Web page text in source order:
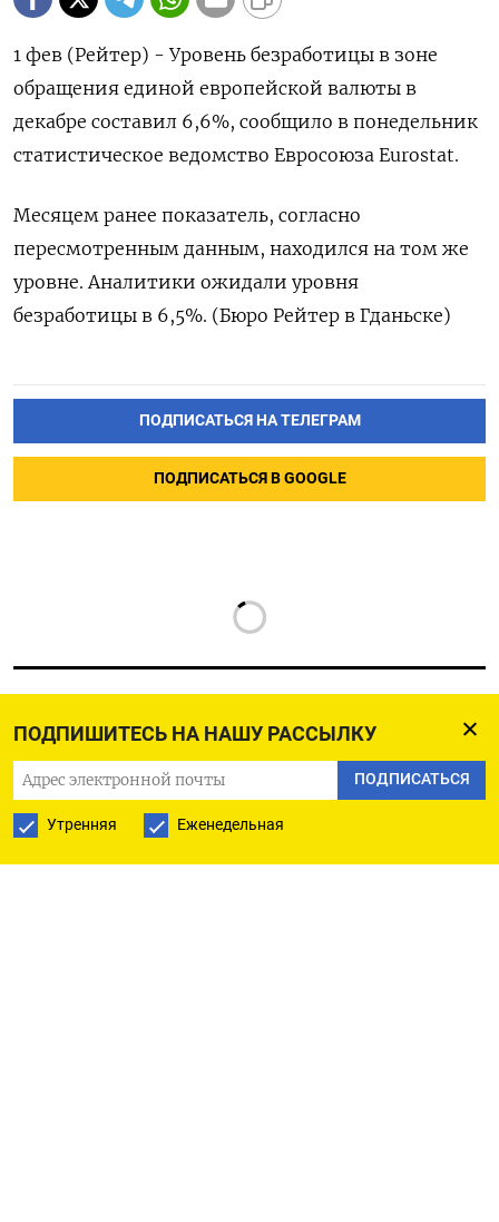
ПОДПИШИТЕСЬ НА НАШУ РАССЫЛКУ
ПОДПИСАТЬСЯ
Утренняя Еженедельная
1 фев (Рейтер) - Уровень безработицы в зоне
обращения единой европейской валюты в
декабре составил 6,6%, сообщило в понедельник
статистическое ведомство Евросоюза Eurostat.
Месяцем ранее показатель, согласно
пересмотренным данным, находился на том же
уровне. Аналитики ожидали уровня
безработицы в 6,5%. (Бюро Рейтер в Гданьске)
ПОДПИСАТЬСЯ НА ТЕЛЕГРАМ
ПОДПИСАТЬСЯ В GOOGLE
ПОДПИШИТЕСЬ НА НАШУ РАССЫЛКУ